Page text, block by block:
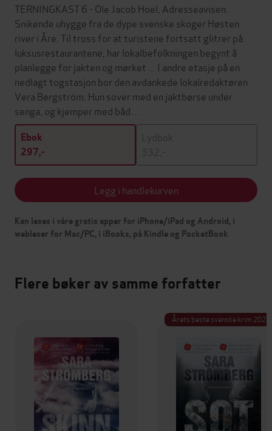
TERNINGKAST 6 - Ole Jacob Hoel, Adresseavisen.
Snikende uhygge fra de dype svenske skoger Høsten
river i Åre. Til tross for at turistene fortsatt glitrer på
luksusrestaurantene, har lokalbefolkningen begynt å
planlegge for jakten og mørket ... I andre etasje på en
nedlagt togstasjon bor den avdankede lokalredaktøren
Vera Bergström. Hun sover med en jaktbørse under
senga, og kjemper med båd…
Ebok
297,-
Lydbok
332,-
Legg i handlekurven
Kan leses i våre gratis apper for iPhone/iPad og Android, i
webleser for Mac/PC, i iBooks, på Kindle og PocketBook
Flere bøker av samme forfatter
Årets beste svenske krim 2025